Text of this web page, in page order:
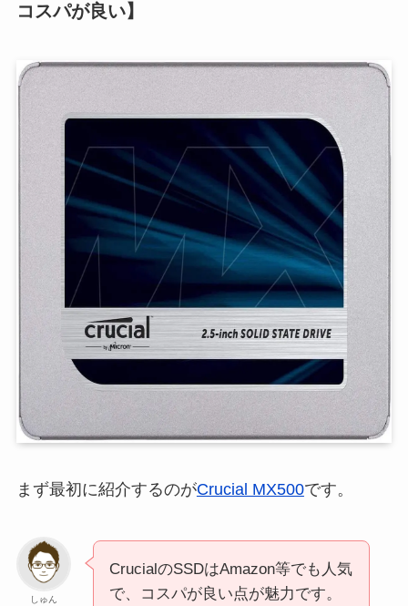
コスパが良い】
まず最初に紹介するのがCrucial MX500です。
しゅん
CrucialのSSDはAmazon等でも人気
で、コスパが良い点が魅力です。